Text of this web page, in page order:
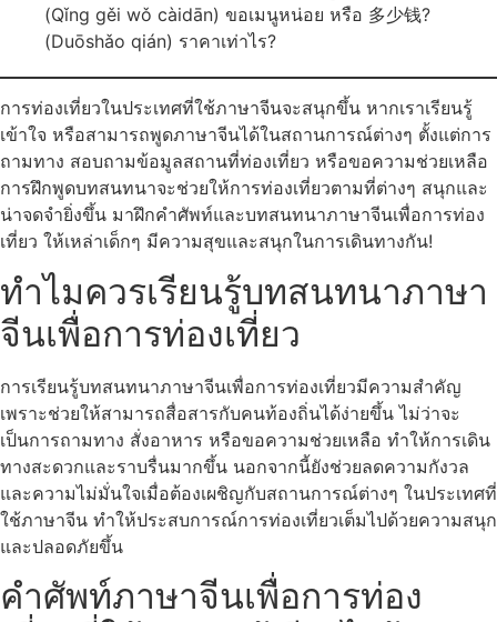
(Qǐng gěi wǒ càidān) ขอเมนูหน่อย หรือ 多少钱?
(Duōshǎo qián) ราคาเท่าไร?
การท่องเที่ยวในประเทศที่ใช้ภาษาจีนจะสนุกขึ้น หากเราเรียนรู้
เข้าใจ หรือสามารถพูดภาษาจีนได้ในสถานการณ์ต่างๆ ตั้งแต่การ
ถามทาง สอบถามข้อมูลสถานที่ท่องเที่ยว หรือขอความช่วยเหลือ
การฝึกพูดบทสนทนาจะช่วยให้การท่องเที่ยวตามที่ต่างๆ สนุกและ
น่าจดจำยิ่งขึ้น มาฝึกคำศัพท์และบทสนทนาภาษาจีนเพื่อการท่อง
เที่ยว ให้เหล่าเด็กๆ มีความสุขและสนุกในการเดินทางกัน!
ทำไมควรเรียนรู้บทสนทนาภาษา
จีนเพื่อการท่องเที่ยว
การเรียนรู้บทสนทนาภาษาจีนเพื่อการท่องเที่ยวมีความสำคัญ
เพราะช่วยให้สามารถสื่อสารกับคนท้องถิ่นได้ง่ายขึ้น ไม่ว่าจะ
เป็นการถามทาง สั่งอาหาร หรือขอความช่วยเหลือ ทำให้การเดิน
ทางสะดวกและราบรื่นมากขึ้น นอกจากนี้ยังช่วยลดความกังวล
และความไม่มั่นใจเมื่อต้องเผชิญกับสถานการณ์ต่างๆ ในประเทศที่
ใช้ภาษาจีน ทำให้ประสบการณ์การท่องเที่ยวเต็มไปด้วยความสนุก
และปลอดภัยขึ้น
คำศัพท์ภาษาจีนเพื่อการท่อง